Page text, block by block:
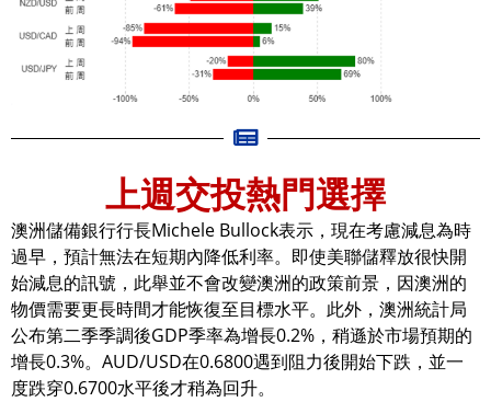
上週交投熱門選擇
澳洲儲備銀行行長Michele Bullock表示，現在考慮減息為時
過早，預計無法在短期內降低利率。即使美聯儲釋放很快開
始減息的訊號，此舉並不會改變澳洲的政策前景，因澳洲的
物價需要更長時間才能恢復至目標水平。此外，澳洲統計局
公布第二季季調後GDP季率為增長0.2%，稍遜於市場預期的
增長0.3%。AUD/USD在0.6800遇到阻力後開始下跌，並一
度跌穿0.6700水平後才稍為回升。